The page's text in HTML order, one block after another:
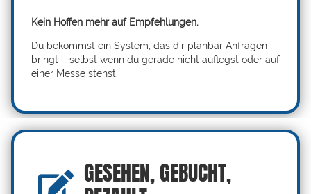
Kein Hoffen mehr auf Empfehlungen.
Du bekommst ein System, das dir planbar Anfragen
bringt – selbst wenn du gerade nicht auflegst oder auf
einer Messe stehst.
GESEHEN, GEBUCHT,